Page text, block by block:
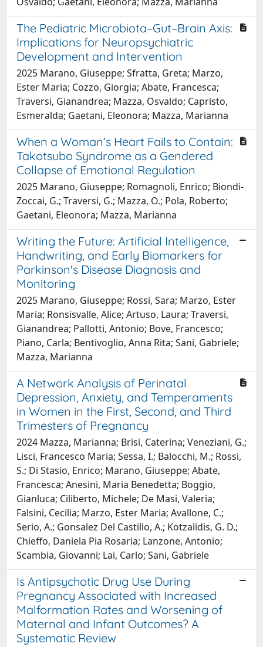
The Pediatric Microbiota–Gut–Brain Axis:
Implications for Neuropsychiatric
Development and Intervention
2025 Marano, Giuseppe; Sfratta, Greta; Marzo,
Ester Maria; Cozzo, Giorgia; Abate, Francesca;
Traversi, Gianandrea; Mazza, Osvaldo; Capristo,
Esmeralda; Gaetani, Eleonora; Mazza, Marianna
When a Woman’s Heart Fails to Contain:
Takotsubo Syndrome as a Gendered
Collapse of Emotional Regulation
2025 Marano, Giuseppe; Romagnoli, Enrico; Biondi-
Zoccai, G.; Traversi, G.; Mazza, O.; Pola, Roberto;
Gaetani, Eleonora; Mazza, Marianna
Writing the Future: Artificial Intelligence,
Handwriting, and Early Biomarkers for
Parkinson's Disease Diagnosis and
Monitoring
2025 Marano, Giuseppe; Rossi, Sara; Marzo, Ester
Maria; Ronsisvalle, Alice; Artuso, Laura; Traversi,
Gianandrea; Pallotti, Antonio; Bove, Francesco;
Piano, Carla; Bentivoglio, Anna Rita; Sani, Gabriele;
Mazza, Marianna
A Network Analysis of Perinatal
Depression, Anxiety, and Temperaments
in Women in the First, Second, and Third
Trimesters of Pregnancy
2024 Mazza, Marianna; Brisi, Caterina; Veneziani, G.;
Lisci, Francesco Maria; Sessa, I.; Balocchi, M.; Rossi,
S.; Di Stasio, Enrico; Marano, Giuseppe; Abate,
Francesca; Anesini, Maria Benedetta; Boggio,
Gianluca; Ciliberto, Michele; De Masi, Valeria;
Falsini, Cecilia; Marzo, Ester Maria; Avallone, C.;
Serio, A.; Gonsalez Del Castillo, A.; Kotzalidis, G. D.;
Chieffo, Daniela Pia Rosaria; Lanzone, Antonio;
Scambia, Giovanni; Lai, Carlo; Sani, Gabriele
Is Antipsychotic Drug Use During
Pregnancy Associated with Increased
Malformation Rates and Worsening of
Maternal and Infant Outcomes? A
Systematic Review